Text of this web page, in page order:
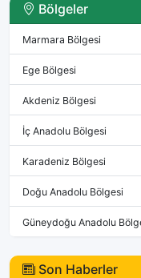
Bölgeler
Marmara Bölgesi
Ege Bölgesi
Akdeniz Bölgesi
İç Anadolu Bölgesi
Karadeniz Bölgesi
Doğu Anadolu Bölgesi
Güneydoğu Anadolu
Son Haberler